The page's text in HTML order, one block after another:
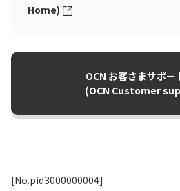
Home)
OCN お客さまサポー
(OCN Customer
[No.pid3000000004]